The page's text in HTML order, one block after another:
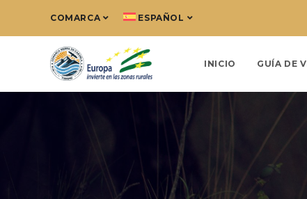
COMARCA ESPAÑOL
INICIO GUÍA DE